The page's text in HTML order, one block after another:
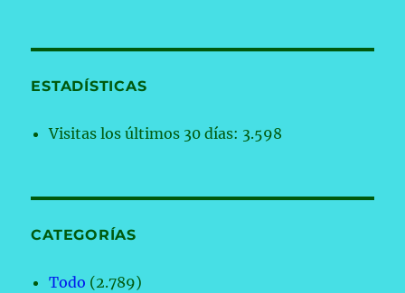
ESTADÍSTICAS
Visitas los últimos 30 días: 3.598
CATEGORÍAS
Todo (2.789)